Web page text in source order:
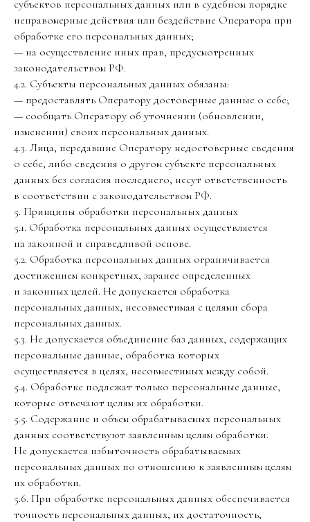
субъектов персональных данных или в судебном порядке
неправомерные действия или бездействие Оператора при
обработке его персональных данных;
— на осуществление иных прав, предусмотренных
законодательством РФ.
4.2. Субъекты персональных данных обязаны:
— предоставлять Оператору достоверные данные о себе;
— сообщать Оператору об уточнении (обновлении,
изменении) своих персональных данных.
4.3. Лица, передавшие Оператору недостоверные сведения
о себе, либо сведения о другом субъекте персональных
данных без согласия последнего, несут ответственность
в соответствии с законодательством РФ.
5. Принципы обработки персональных данных
5.1. Обработка персональных данных осуществляется
на законной и справедливой основе.
5.2. Обработка персональных данных ограничивается
достижением конкретных, заранее определенных
и законных целей. Не допускается обработка
персональных данных, несовместимая с целями сбора
персональных данных.
5.3. Не допускается объединение баз данных, содержащих
персональные данные, обработка которых
осуществляется в целях, несовместимых между собой.
5.4. Обработке подлежат только персональные данные,
которые отвечают целям их обработки.
5.5. Содержание и объем обрабатываемых персональных
данных соответствуют заявленным целям обработки.
Не допускается избыточность обрабатываемых
персональных данных по отношению к заявленным целям
их обработки.
5.6. При обработке персональных данных обеспечивается
точность персональных данных, их достаточность,